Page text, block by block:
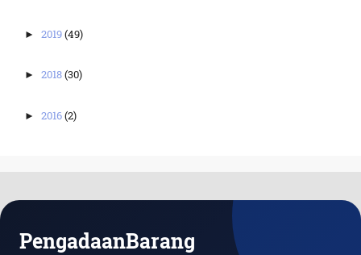
► 2019(49)
► 2018(30)
► 2016(2)
PengadaanBarang